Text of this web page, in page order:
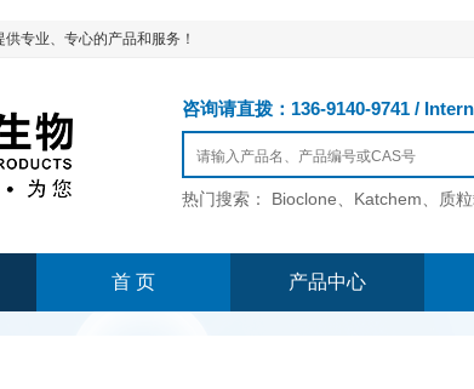
专业、专心的产品和服务！
咨询请直拨：136-9140-9741 /
热门搜索： Bioclone、Katchem、质
首 页 产品中心